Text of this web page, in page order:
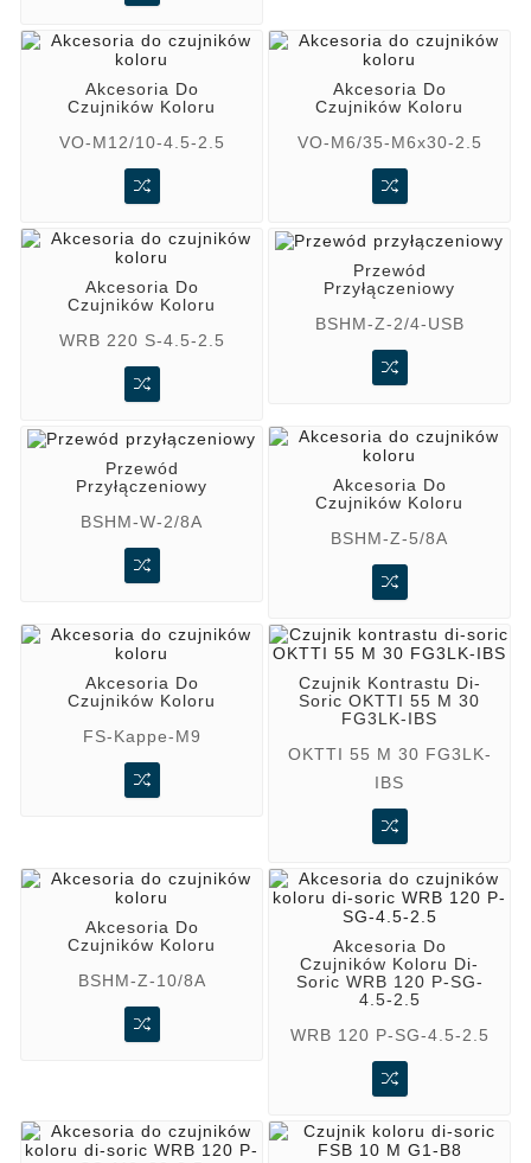
Akcesoria Do
Czujników Koloru
VO-M12/10-4.5-2.5
Akcesoria Do
Czujników Koloru
VO-M6/35-M6x30-2.5
Akcesoria Do
Czujników Koloru
WRB 220 S-4.5-2.5
Przewód
Przyłączeniowy
BSHM-Z-2/4-USB
Przewód
Przyłączeniowy
BSHM-W-2/8A
Akcesoria Do
Czujników Koloru
BSHM-Z-5/8A
Akcesoria Do
Czujników Koloru
FS-Kappe-M9
Czujnik Kontrastu Di-
Soric OKTTI 55 M 30
FG3LK-IBS
OKTTI 55 M 30 FG3LK-
IBS
Akcesoria Do
Czujników Koloru
BSHM-Z-10/8A
Akcesoria Do
Czujników Koloru Di-
Soric WRB 120 P-SG-
4.5-2.5
WRB 120 P-SG-4.5-2.5